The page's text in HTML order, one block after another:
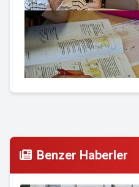
Benzer Haberler